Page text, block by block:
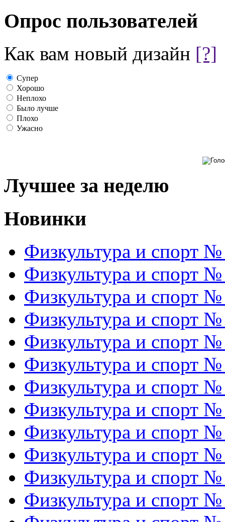
Опрос пользователей
Как вам новый дизайн [?]
Супер
Хорошо
Неплохо
Было лучше
Плохо
Ужасно
Лучшее за неделю
Новинки
Физкультура и спорт
Физкультура и спорт
Физкультура и спорт
Физкультура и спорт
Физкультура и спорт
Физкультура и спорт
Физкультура и спорт
Физкультура и спорт
Физкультура и спорт
Физкультура и спорт
Физкультура и спорт
Физкультура и спорт